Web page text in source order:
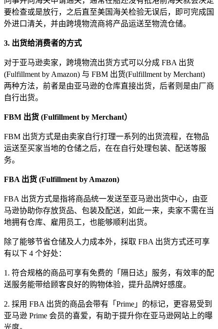
要检查或是放行，之后直至美国海关检验无误后，即可完成国
外进口清关，并由跨境物流商将产品运送至物流仓储。
3. 出货给消费者的方式
对于亚马逊卖家，跨境物流出货方式可以分成 FBA 出货
(Fulfillment by Amazon) 与 FBM 出货(Fulfillment by Merchant)
两种方法，前者是由亚马逊的仓库直接出货，后者则是由厂商
自行出货。
FBM 出货 (Fulfillment by Merchant）
FBM 出货方式是由卖家自行打理一系列的出货流程，在物品
运送至买家当地的仓储之后，在在自行处理包装、配送等服
务。
FBA 出货 (Fulfillment by Amazon)
FBA 出货方式是指将商品统一发送至亚马逊出货中心，由亚
马逊协助你存放货品、包装及配送，如此一来，卖家不需在当
地拥有仓库、雇用员工，也能够顺利出货。
除了能够节省仓储及人力成本外，採取 FBA 出货方式还可享
有以下 4 个好处：
1. 符合规格的商品可享有免费的「隔日达」服务，有效率的配
送服务能带给顾客良好的购物体验，提升品牌好感度。
2. 採用 FBA 出货的商品会带有「Prime」的标记，更容易受到
亚马逊 Prime 会员的喜爱，有助于提升你在亚马逊网站上的曝
光度。